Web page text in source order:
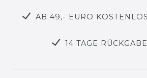
AB 49,- EURO
14 TAGE